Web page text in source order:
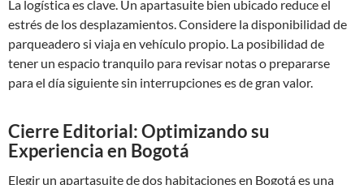
La logística es clave. Un apartasuite bien ubicado reduce el
estrés de los desplazamientos. Considere la disponibilidad de
parqueadero si viaja en vehículo propio. La posibilidad de
tener un espacio tranquilo para revisar notas o prepararse
para el día siguiente sin interrupciones es de gran valor.
Cierre Editorial: Optimizando su
Experiencia en Bogotá
Elegir un apartasuite de dos habitaciones en Bogotá es una